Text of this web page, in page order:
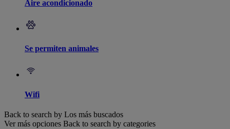
Aire acondicionado
Se permiten animales
Wifi
Back to search by Los más buscados
Ver más opciones Back to search by categories